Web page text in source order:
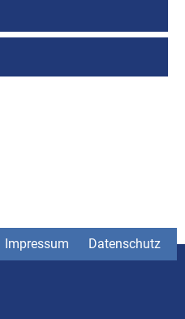
Impressum Datenschutz